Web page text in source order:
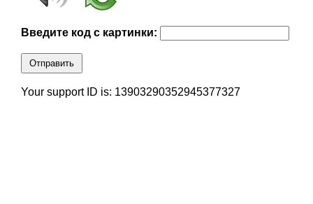
Введите код с картинки:
Отправить
Your support ID is: 13903290352945377327